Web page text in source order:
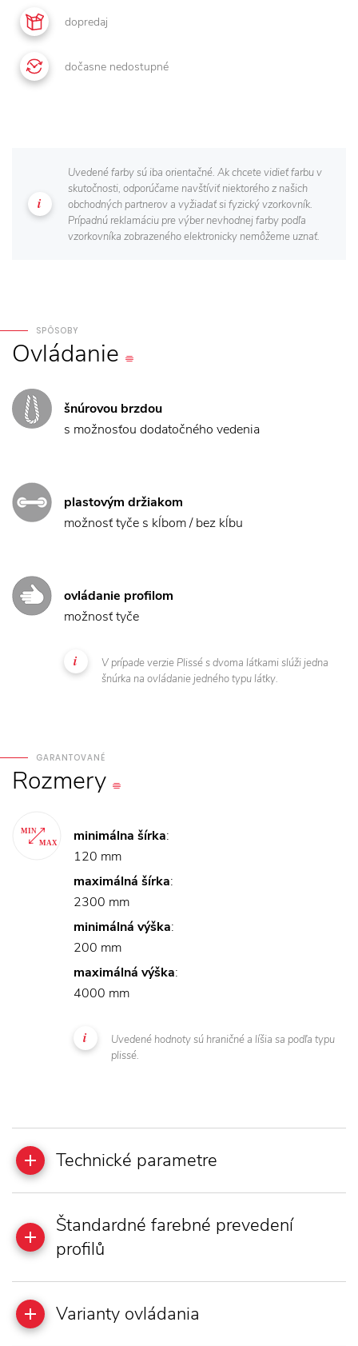
dopredaj
dočasne nedostupné
Uvedené farby sú iba orientačné. Ak chcete vidieť farbu v
skutočnosti, odporúčame navštíviť niektorého z našich
obchodných partnerov a vyžiadať si fyzický vzorkovník.
Prípadnú reklamáciu pre výber nevhodnej farby podľa
vzorkovníka zobrazeného elektronicky nemôžeme uznať.
SPÔSOBY
Ovládanie
šnúrovou brzdou
s možnosťou dodatočného vedenia
plastovým držiakom
možnosť tyče s kĺbom / bez kĺbu
ovládanie profilom
možnosť tyče
V prípade verzie Plissé s dvoma látkami slúži jedna
šnúrka na ovládanie jedného typu látky.
GARANTOVANÉ
Rozmery
minimálna šírka:
120 mm
maximálná šírka:
2300 mm
minimálná výška:
200 mm
maximálná výška:
4000 mm
Uvedené hodnoty sú hraničné a líšia sa podľa typu
plissé.
Technické parametre
Štandardné farebné prevedení
profilů
Varianty ovládania